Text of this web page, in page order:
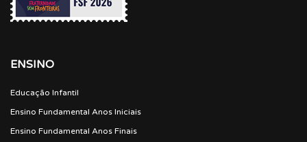
ENSINO
Educação Infantil
Ensino Fundamental Anos Iniciais
Ensino Fundamental Anos Finais